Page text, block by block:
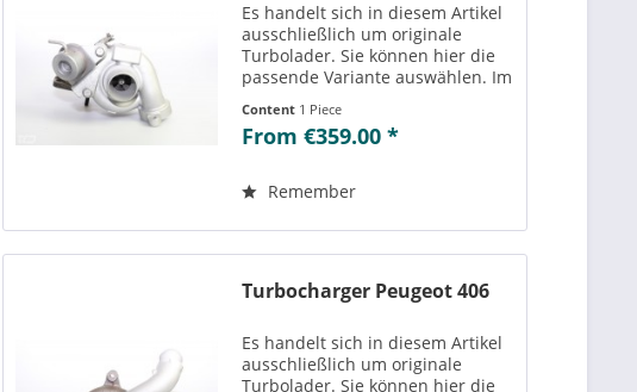
Es handelt sich in diesem Artikel
ausschließlich um originale
Turbolader. Sie können hier die
passende Variante auswählen. Im
Teilenummern“ können Sie die zu
der ausgewählten Variante
einsehen....
Content 1 Piece
From €359.00 *
Remember
Turbocharger Peugeot 406
Es handelt sich in diesem Artikel
ausschließlich um originale
Turbolader. Sie können hier die